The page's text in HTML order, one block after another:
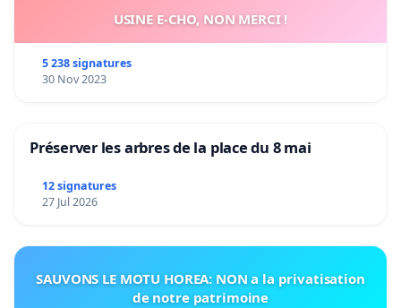
USINE E-CHO, NON MERCI !
5 238 signatures
30 Nov 2023
Préserver les arbres de la place du 8 mai
12 signatures
27 Jul 2026
SAUVONS LE MOTU HOREA: NON a la privatisation
de notre patrimoine